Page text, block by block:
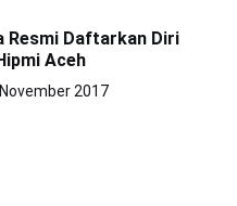
Resmi Daftarkan Diri
Aceh
2017